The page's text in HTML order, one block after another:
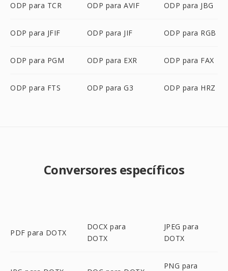
ODP para TCR ODP para AVIF ODP para JBG
ODP para JFIF ODP para JIF ODP para RGB
ODP para PGM ODP para EXR ODP para FAX
ODP para FTS ODP para G3 ODP para HRZ
Conversores específicos
PDF para DOTX
DOCX para
DOTX
JPEG para
DOTX
PNG para